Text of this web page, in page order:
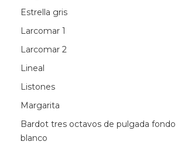
Estrella gris
Larcomar 1
Larcomar 2
Lineal
Listones
Margarita
Bardot tres octavos de pulgada fondo
blanco